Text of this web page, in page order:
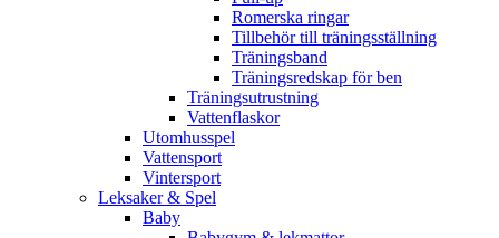
Romerska ringar
Tillbehör till träningsställning
Träningsband
Träningsredskap för ben
Träningsutrustning
Vattenflaskor
Utomhusspel
Vattensport
Vintersport
Leksaker & Spel
Baby